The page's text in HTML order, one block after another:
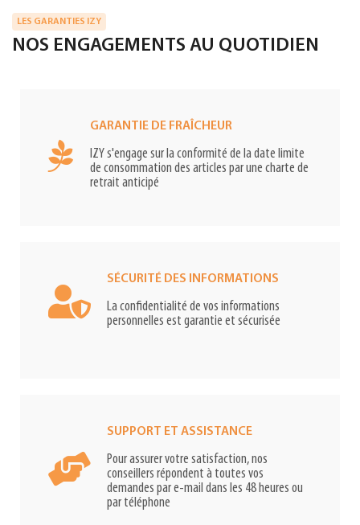
LES GARANTIES IZY
NOS ENGAGEMENTS AU QUOTIDIEN
GARANTIE DE FRAÎCHEUR
IZY s'engage sur la conformité de la date limite
de consommation des articles par une charte de
retrait anticipé
SÉCURITÉ DES INFORMATIONS
La confidentialité de vos informations
personnelles est garantie et sécurisée
SUPPORT ET ASSISTANCE
Pour assurer votre satisfaction, nos
conseillers répondent à toutes vos
demandes par e-mail dans les 48 heures ou
par téléphone